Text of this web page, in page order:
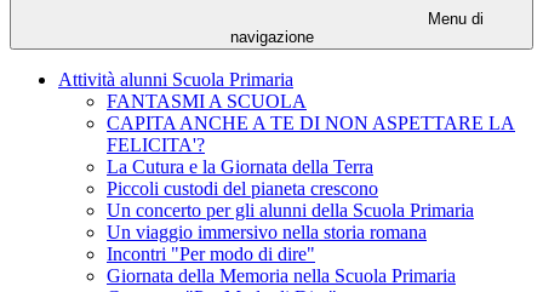
Menu di
navigazione
Attività alunni Scuola Primaria
FANTASMI A SCUOLA
CAPITA ANCHE A TE DI NON ASPETTARE LA
FELICITA'?
La Cutura e la Giornata della Terra
Piccoli custodi del pianeta crescono
Un concerto per gli alunni della Scuola Primaria
Un viaggio immersivo nella storia romana
Incontri "Per modo di dire"
Giornata della Memoria nella Scuola Primaria